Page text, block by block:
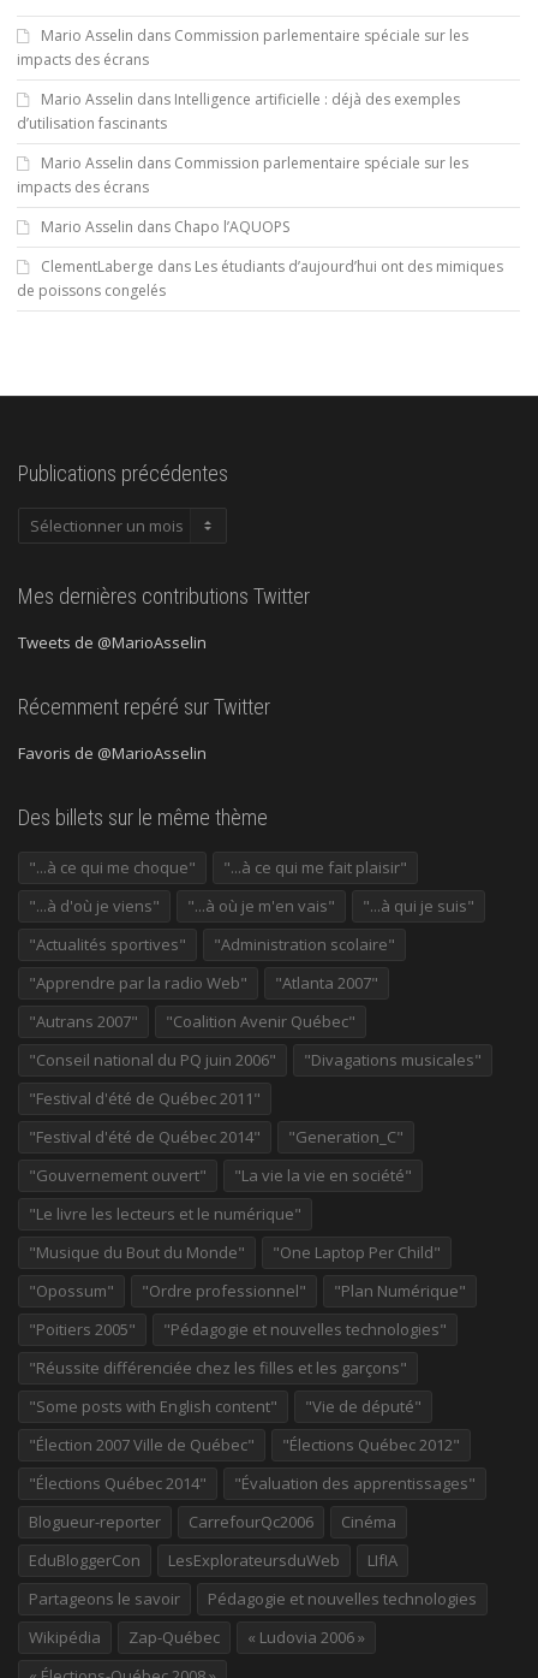
Mario Asselin dans Commission parlementaire spéciale sur les
impacts des écrans
Mario Asselin dans Intelligence artificielle : déjà des exemples
d’utilisation fascinants
Mario Asselin dans Commission parlementaire spéciale sur les
impacts des écrans
Mario Asselin dans Chapo l’AQUOPS
ClementLaberge dans Les étudiants d’aujourd’hui ont des mimiques
de poissons congelés
Publications précédentes
Publications
Mes dernières contributions Twitter
Tweets de @MarioAsselin
Récemment repéré sur Twitter
Favoris de @MarioAsselin
Des billets sur le même thème
"...à ce qui me choque"
"...à ce qui me fait plaisir"
"...à d'où je viens"
"...à où je m'en vais"
"...à qui je suis"
"Actualités sportives"
"Administration scolaire"
"Apprendre par la radio Web"
"Atlanta 2007"
"Autrans 2007"
"Coalition Avenir Québec"
"Conseil national du PQ juin 2006"
"Divagations musicales"
"Festival d'été de Québec 2011"
"Festival d'été de Québec 2014"
"Generation_C"
"Gouvernement ouvert"
"La vie la vie en société"
"Le livre les lecteurs et le numérique"
"Musique du Bout du Monde"
"One Laptop Per Child"
"Opossum"
"Ordre professionnel"
"Plan Numérique"
"Poitiers 2005"
"Pédagogie et nouvelles technologies"
"Réussite différenciée chez les filles et les garçons"
"Some posts with English content"
"Vie de député"
"Élection 2007 Ville de Québec"
"Élections Québec 2012"
"Élections Québec 2014"
"Évaluation des apprentissages"
Blogueur-reporter
CarrefourQc2006
Cinéma
EduBloggerCon
LesExplorateursduWeb
LIfIA
Partageons le savoir
Pédagogie et nouvelles technologies
Wikipédia
Zap-Québec
« Ludovia 2006 »